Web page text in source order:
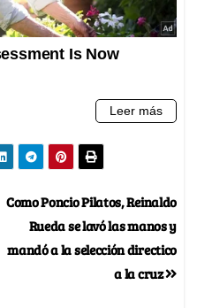
Como Poncio Pilatos, Reinaldo
Rueda se lavó las manos y
mandó a la selección directico
a la cruz